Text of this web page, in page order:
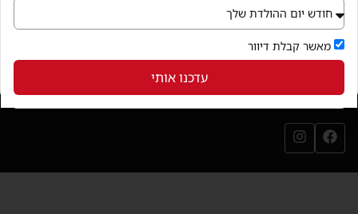
שירותי הקניון
עקבו אחרינו
עמוד הפייסבוק שלנו (נפתח בחלון חדש)
עמוד האינסטגרם שלנו (נפתח בחלון חדש)
מאשר קבלת דיוור
עדכנו אותי